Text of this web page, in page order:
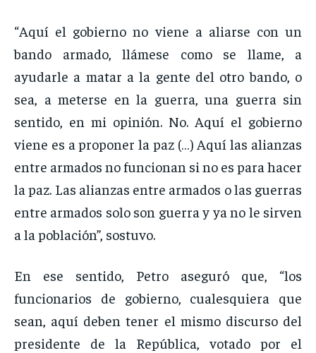
“Aquí el gobierno no viene a aliarse con un
bando armado, llámese como se llame, a
ayudarle a matar a la gente del otro bando, o
sea, a meterse en la guerra, una guerra sin
sentido, en mi opinión. No. Aquí el gobierno
viene es a proponer la paz (…) Aquí las alianzas
entre armados no funcionan si no es para hacer
la paz. Las alianzas entre armados o las guerras
entre armados solo son guerra y ya no le sirven
a la población”, sostuvo.
En ese sentido, Petro aseguró que, “los
funcionarios de gobierno, cualesquiera que
sean, aquí deben tener el mismo discurso del
presidente de la República, votado por el